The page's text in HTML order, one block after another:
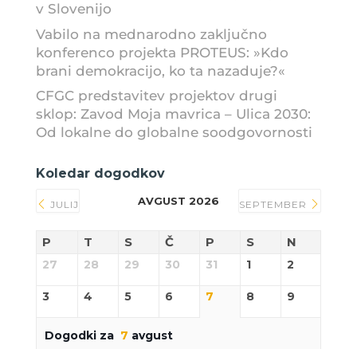
v Slovenijo
Vabilo na mednarodno zaključno
konferenco projekta PROTEUS: »Kdo
brani demokracijo, ko ta nazaduje?«
CFGC predstavitev projektov drugi
sklop: Zavod Moja mavrica – Ulica 2030:
Od lokalne do globalne soodgovornosti
Koledar dogodkov
JULIJ AVGUST 2026 SEPTEMBER
P T S Č P S N
27 28 29 30 31 1 2
3 4 5 6 7 8 9
Dogodki za 7 avgust